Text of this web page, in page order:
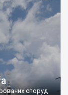
споруд